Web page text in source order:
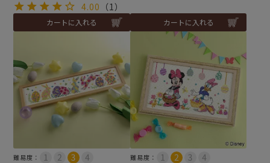
4.00 （1）
カートに入れる カートに入れる
難易度： 難易度：